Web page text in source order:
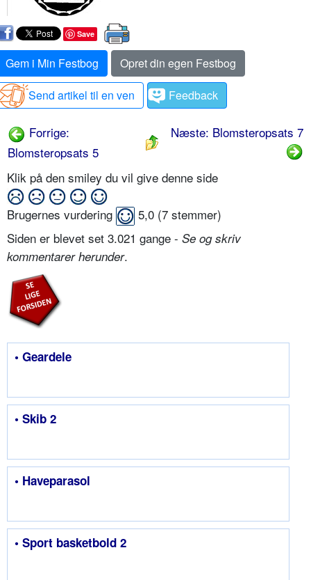
Save
Gem i Min Festbog
Opret din egen Festbog
Send artikel til en ven
Feedback
Forrige:
Blomsteropsats 5
Næste: Blomsteropsats 7
Klik på den smiley du vil give denne side
Brugernes vurdering 5,0 (7 stemmer)
Siden er blevet set 3.021 gange - Se og skriv
kommentarer herunder.
• Geardele
• Skib 2
• Haveparasol
• Sport basketbold 2